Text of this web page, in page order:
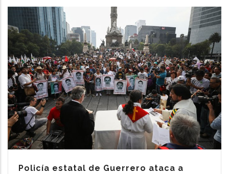
Policía estatal de Guerrero ataca a